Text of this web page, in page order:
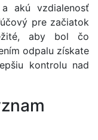
akú vzdialenosť
pre začiatok
aby bol čo
odpalu získate
kontrolu nad